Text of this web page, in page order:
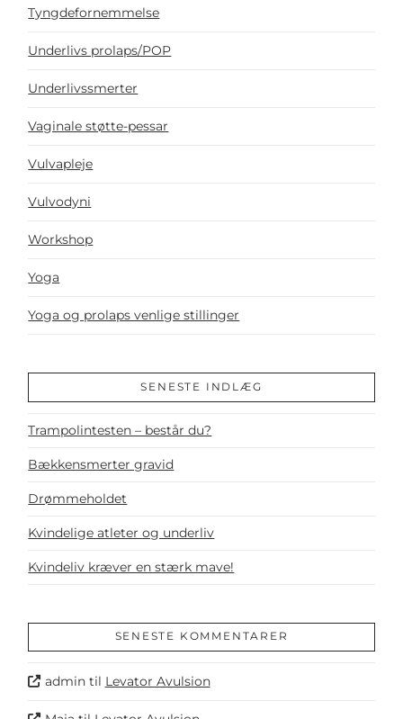
Tyngdefornemmelse
Underlivs prolaps/POP
Underlivssmerter
Vaginale støtte-pessar
Vulvapleje
Vulvodyni
Workshop
Yoga
Yoga og prolaps venlige stillinger
SENESTE INDLÆG
Trampolintesten – består du?
Bækkensmerter gravid
Drømmeholdet
Kvindelige atleter og underliv
Kvindeliv kræver en stærk mave!
SENESTE KOMMENTARER
admintil Levator Avulsion